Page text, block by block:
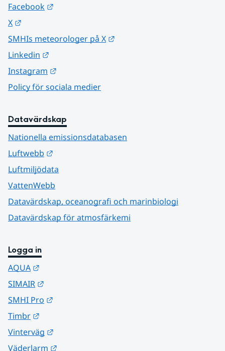
Facebook
X
SMHIs meteorologer på X
Linkedin
Instagram
Policy för sociala medier
Datavärdskap
Nationella emissionsdatabasen
Luftwebb
Luftmiljödata
VattenWebb
Datavärdskap, oceanografi och marinbiologi
Datavärdskap för atmosfärkemi
Logga in
AQUA
SIMAIR
SMHI Pro
Timbr
Vinterväg
Väderlarm